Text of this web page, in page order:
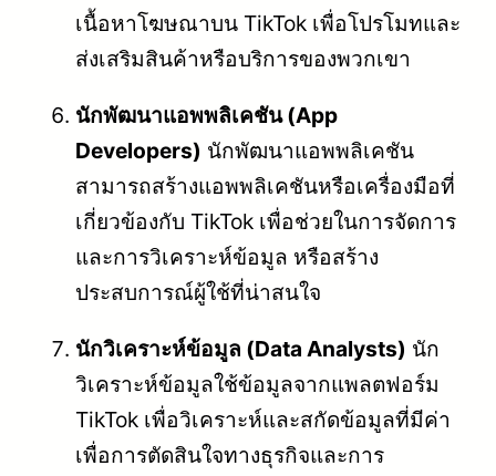
เนื้อหาโฆษณาบน TikTok เพื่อโปรโมทและ
ส่งเสริมสินค้าหรือบริการของพวกเขา
นักพัฒนาแอพพลิเคชัน (App
Developers) นักพัฒนาแอพพลิเคชัน
สามารถสร้างแอพพลิเคชันหรือเครื่องมือที่
เกี่ยวข้องกับ TikTok เพื่อช่วยในการจัดการ
และการวิเคราะห์ข้อมูล หรือสร้าง
ประสบการณ์ผู้ใช้ที่น่าสนใจ
นักวิเคราะห์ข้อมูล (Data Analysts) นัก
วิเคราะห์ข้อมูลใช้ข้อมูลจากแพลตฟอร์ม
TikTok เพื่อวิเคราะห์และสกัดข้อมูลที่มีค่า
เพื่อการตัดสินใจทางธุรกิจและการ